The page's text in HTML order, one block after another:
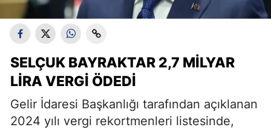
SELÇUK BAYRAKTAR 2,7 MILYAR
LIRA VERGI ÖDEDI
Gelir İdaresi Başkanlığı tarafından açıklanan
2024 yılı vergi rekortmenleri listesinde,